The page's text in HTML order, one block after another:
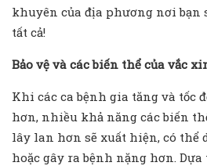
khuyên của địa phương nơi bạn
tất cả!
Bảo vệ và các biến thể của vắc
Khi các ca bệnh gia tăng và tốc
hơn, nhiều khả năng các biến
lây lan hơn sẽ xuất hiện, có thể
hoặc gây ra bệnh nặng hơn.